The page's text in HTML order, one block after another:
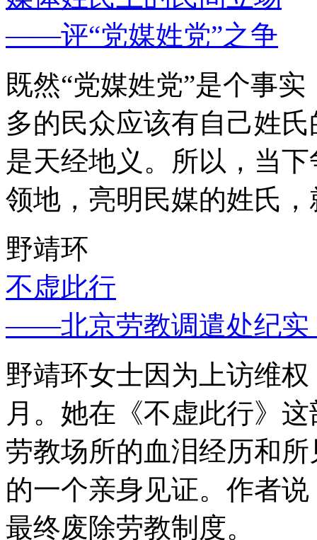
——评“党媒姓党”之争
既然“党媒姓党”是个事
多的民众应该有自己姓
是天经地义。所以，当
领地，亮明民媒的姓氏
野靖环
不虚此行
——北京劳教调遣处纪实
野靖环女士因为上访维
月。她在《不虚此行》
劳教场所的血泪经历和
的一个亲身见证。作者
最终废除劳教制度。